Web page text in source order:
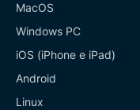
MacOS
Windows PC
iOS (iPhone e iPad)
Android
Linux